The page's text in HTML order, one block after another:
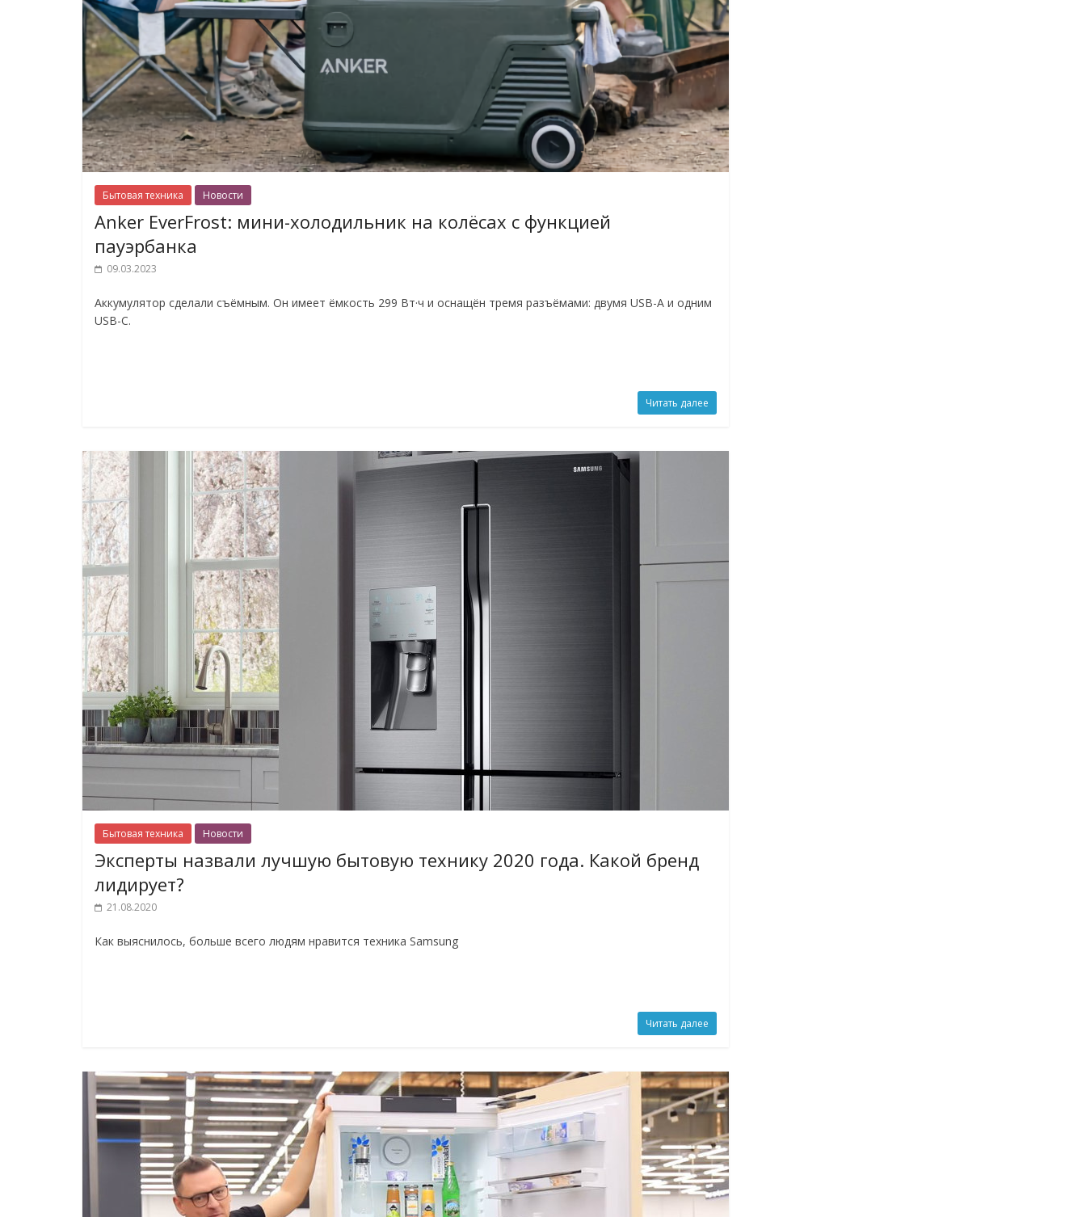
Бытовая техника Новости
Anker EverFrost: мини-холодильник на колёсах с функцией
пауэрбанка
09.03.2023
Аккумулятор сделали съёмным. Он имеет ёмкость 299 Вт·ч и оснащён тремя разъёмами: двумя USB-A и одним
USB-C.
Читать далее
Бытовая техника Новости
Эксперты назвали лучшую бытовую технику 2020 года. Какой бренд
лидирует?
21.08.2020
Как выяснилось, больше всего людям нравится техника Samsung
Читать далее